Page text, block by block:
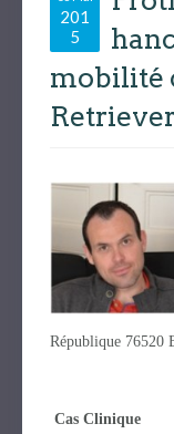
201
5
mobilité
Retriever
République 76520
Cas Clinique